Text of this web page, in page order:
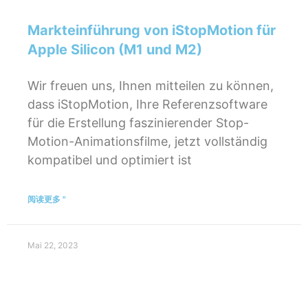
Markteinführung von iStopMotion für
Apple Silicon (M1 und M2)
Wir freuen uns, Ihnen mitteilen zu können,
dass iStopMotion, Ihre Referenzsoftware
für die Erstellung faszinierender Stop-
Motion-Animationsfilme, jetzt vollständig
kompatibel und optimiert ist
阅读更多 "
Mai 22, 2023